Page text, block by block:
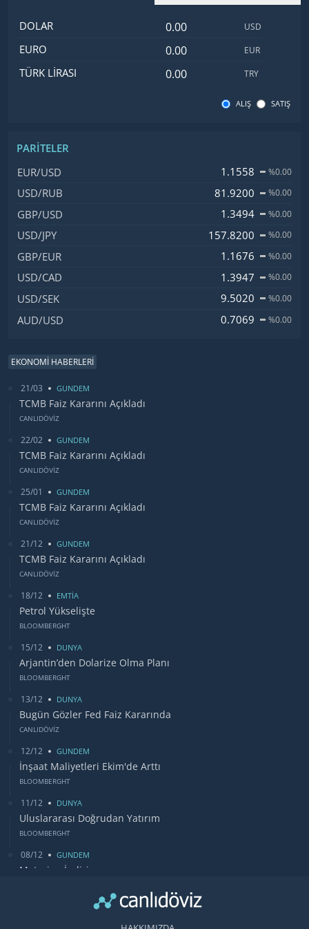
İsimDeğer
DOLAR Dolar değeri USD
EURO Euro değeri EUR
TÜRK LIRASI Türk Lirası değeri
TRY
ALIŞ SATIŞ
PARITELER
İsim, Kod
EUR/USD 1.1558 %0.00
USD/RUB 81.9200 %0.00
GBP/USD 1.3494 %0.00
USD/JPY 157.8200 %0.00
GBP/EUR 1.1676 %0.00
USD/CAD 1.3947 %0.00
USD/SEK 9.5020 %0.00
AUD/USD 0.7069 %0.00
EKONOMİ HABERLERİ
21/03 GUNDEM
TCMB Faiz Kararını Açıkladı
CANLIDÖVİZ
22/02 GUNDEM
TCMB Faiz Kararını Açıkladı
CANLIDÖVİZ
25/01 GUNDEM
TCMB Faiz Kararını Açıkladı
CANLIDÖVİZ
21/12 GUNDEM
TCMB Faiz Kararını Açıkladı
CANLIDÖVİZ
18/12 EMTİA
Petrol Yükselişte
BLOOMBERGHT
15/12 DUNYA
Arjantin’den Dolarize Olma Planı
BLOOMBERGHT
13/12 DUNYA
Bugün Gözler Fed Faiz Kararında
CANLIDÖVİZ
12/12 GUNDEM
İnşaat Maliyetleri Ekim'de Arttı
BLOOMBERGHT
11/12 DUNYA
Uluslararası Doğrudan Yatırım
BLOOMBERGHT
08/12 GUNDEM
Motorine İndirim